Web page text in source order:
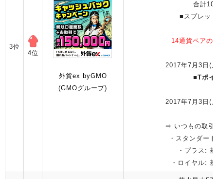
3位
4位
外貨ex byGMO
(GMOグループ)
合計100
■スプレッ
14通貨ペアの
2017年7月3日(
■Tポイ
2017年7月3日(
⇒ いつもの取引
・スタンダード
・プラス: 基
・ロイヤル: 基